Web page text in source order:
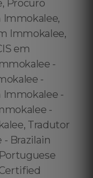
Procuro
Immokalee,
em
-
-
-
-
Tradutor
- Brazilain